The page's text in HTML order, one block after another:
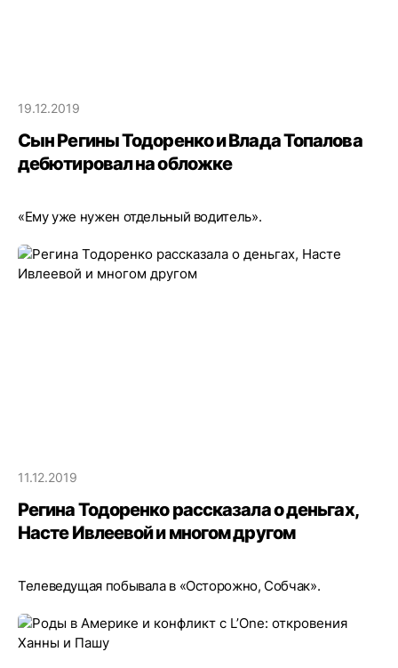
19.12.2019
Сын Регины Тодоренко и Влада Топалова
дебютировал на обложке
«Ему уже нужен отдельный водитель».
11.12.2019
Регина Тодоренко рассказала о деньгах,
Насте Ивлеевой и многом другом
Телеведущая побывала в «Осторожно, Собчак».